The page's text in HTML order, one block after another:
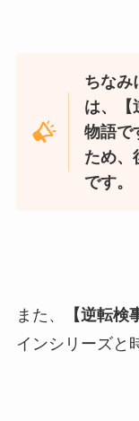
ちなみ
は、【
物語で
ため、
です。
また、 【逆転検
インシリーズと